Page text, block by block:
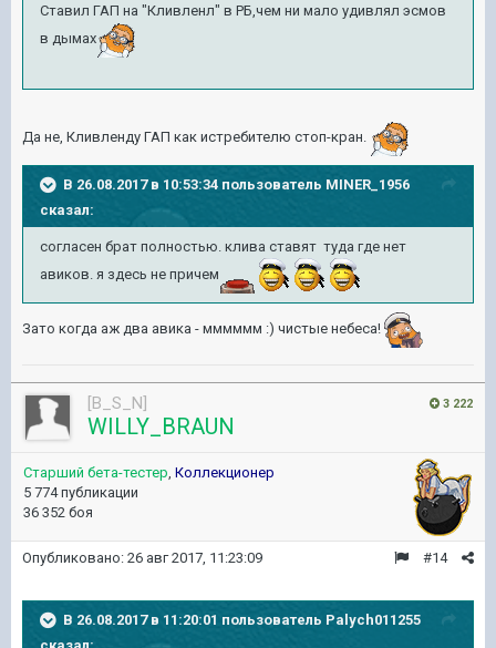
Ставил ГАП на "Кливленл" в РБ,чем ни мало удивлял эсмов
в дымах
Да не, Кливленду ГАП как истребителю стоп-кран.
В 26.08.2017 в 10:53:34 пользователь MINER_1956
сказал:
согласен брат полностью. клива ставят туда где нет
авиков. я здесь не причем
Зато когда аж два авика - мммммм :) чистые небеса!
3 222
[B_S_N]
WILLY_BRAUN
Старший бета-тестер Коллекционер
5 774 публикации
36 352 боя
#14
Опубликовано: 26 авг 2017, 11:23:09
В 26.08.2017 в 11:20:01 пользователь Palych011255